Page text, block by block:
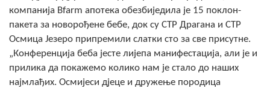
Обавјештења
Заштита од пожара
COVID 19
компанија Bfarm апотека обезбиједила је 15 поклон-
пакета за новорођене бебе, док су СТР Драгана и СТР
Осмица Језеро припремили слатки сто за све присутне.
„Конференција беба јесте лијепа манифестација, али је и
прилика да покажемо колико нам је стало до наших
најмлађих. Осмијеси дјеце и дружење породица